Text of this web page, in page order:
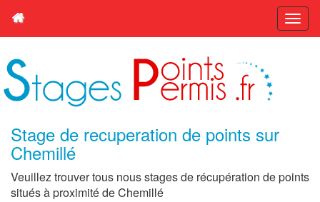
Stage de recuperation de points sur
Chemillé
Veuillez trouver tous nous stages de récupération de points
situés à proximité de Chemillé